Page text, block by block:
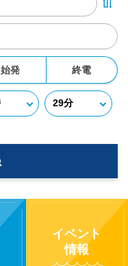
始発 終電
イベント
情報